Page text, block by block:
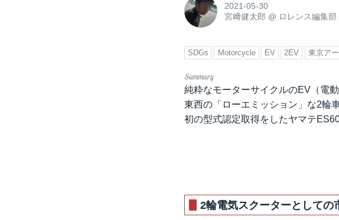
2021-05-30
宮﨑健太郎 @ ロレンス編集部
SDGs Motorcycle EV 2EV 東京ア
純粋なモーターサイクルのEV（電
東西の「ローエミッション」な2輪
初の型式認定取得をしたヤマテ
2輪電気スクーターとしての